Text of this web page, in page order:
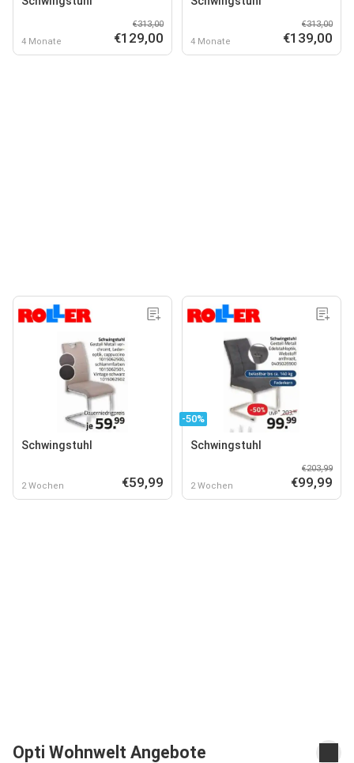
4 Monate
€313,00
€129,00 4 Monate
€313,00
€139,00
Schwingstuhl
2 Wochen €59,99
-50%
Schwingstuhl
2 Wochen
€203,99
€99,99
Opti Wohnwelt Angebote